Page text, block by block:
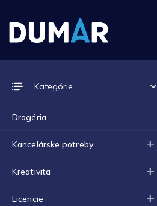
Kategórie
Drogéria
Kancelárske potreby
Kreativita
Licencie1ks